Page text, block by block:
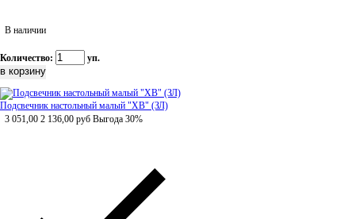
В наличии
Количество: уп.
Подсвечник настольный малый "ХВ" (ЗЛ)
3 051,00 2 136,00 руб Выгода 30%